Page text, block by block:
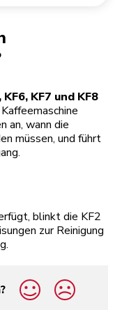
KF7 und KF8
an, wann die
müssen, und führt
blinkt die KF2
zur Reinigung